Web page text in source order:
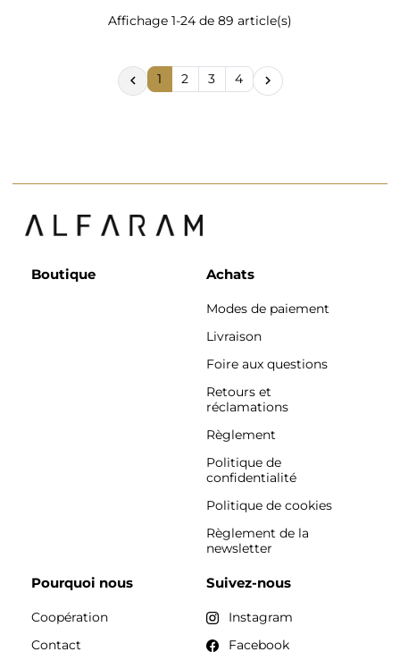
Affichage 1-24 de 89 article(s)
 1 2 3 4 
Boutique Achats
Modes de paiement
Livraison
Foire aux questions
Retours et
réclamations
Règlement
Politique de
confidentialité
Politique de cookies
Règlement de la
newsletter
Pourquoi nous
Coopération
Contact
Suivez-nous
Instagram
Facebook